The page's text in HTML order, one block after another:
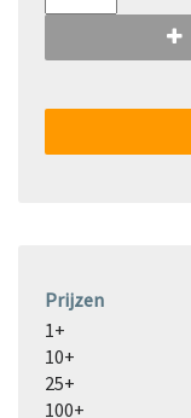
Prijzen
1+
10+
25+
100+